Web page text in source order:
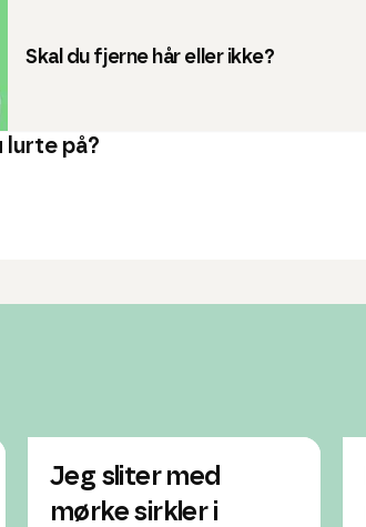
Skal du fjerne hår eller ikke?
lurte på?
Jeg sliter med
mørke sirkler i